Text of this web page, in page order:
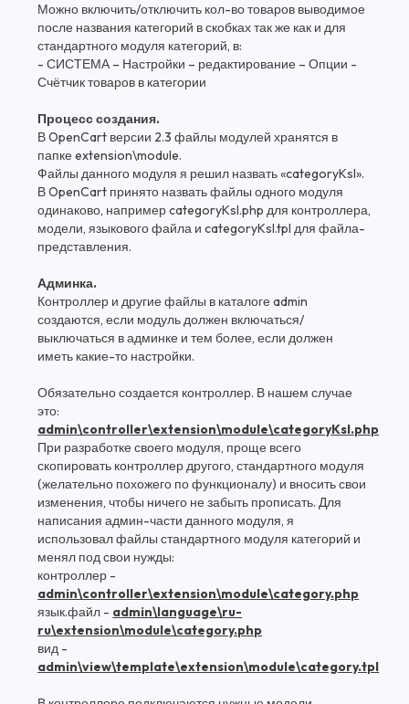
Можно включить/отключить кол-во товаров выводимое
после названия категорий в скобках так же как и для
стандартного модуля категорий, в:
- СИСТЕМА – Настройки – редактирование – Опции -
Счётчик товаров в категории
Процесс создания.
В OpenCart версии 2.3 файлы модулей хранятся в
папке extension\module.
Файлы данного модуля я решил назвать «categoryKsl».
В OpenCart принято назвать файлы одного модуля
одинаково, например categoryKsl.php для контроллера,
модели, языкового файла и categoryKsl.tpl для файла-
представления.
Админка.
Контроллер и другие файлы в каталоге admin
создаются, если модуль должен включаться/
выключаться в админке и тем более, если должен
иметь какие-то настройки.
Обязательно создается контроллер. В нашем случае
это:
admin\controller\extension\module\categoryKsl.php
При разработке своего модуля, проще всего
скопировать контроллер другого, стандартного модуля
(желательно похожего по функционалу) и вносить свои
изменения, чтобы ничего не забыть прописать. Для
написания админ-части данного модуля, я
использовал файлы стандартного модуля категорий и
менял под свои нужды:
контроллер -
admin\controller\extension\module\category.php
язык.файл - admin\language\ru-
ru\extension\module\category.php
вид -
admin\view\template\extension\module\category.tpl